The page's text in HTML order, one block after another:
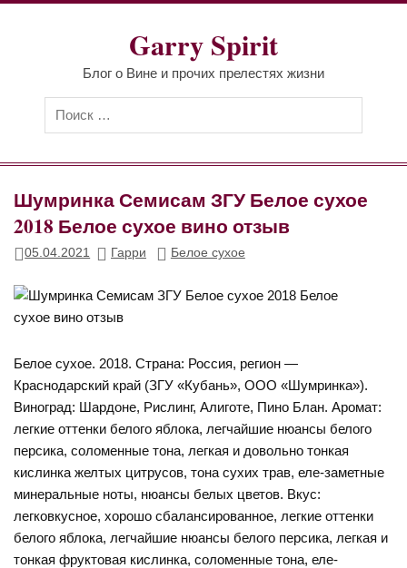
Перейти
Garry Spirit
Блог о Вине и прочих прелестях жизни
Шумринка Семисам ЗГУ Белое сухое
2018 Белое сухое вино отзыв
05.04.2021 Гарри Белое сухое
Белое сухое. 2018. Страна: Россия, регион —
Краснодарский край (ЗГУ «Кубань», ООО «Шумринка»).
Виноград: Шардоне, Рислинг, Алиготе, Пино Блан. Аромат:
легкие оттенки белого яблока, легчайшие нюансы белого
персика, соломенные тона, легкая и довольно тонкая
кислинка желтых цитрусов, тона сухих трав, еле-заметные
минеральные ноты, нюансы белых цветов. Вкус:
легковкусное, хорошо сбалансированное, легкие оттенки
белого яблока, легчайшие нюансы белого персика, легкая и
тонкая фруктовая кислинка, соломенные тона, еле-